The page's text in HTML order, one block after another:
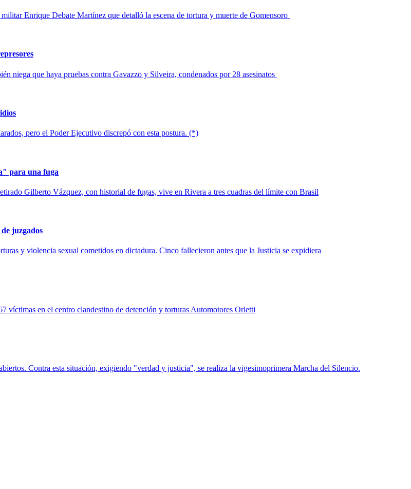
Enrique Debate Martínez que detalló la escena de tortura y muerte de Gomensoro
niega que haya pruebas contra Gavazzo y Silveira, condenados por 28 asesinatos
pero el Poder Ejecutivo discrepó con esta postura. (*)
para una fuga
Gilberto Vázquez, con historial de fugas, vive en Rivera a tres cuadras del límite con Brasil
juzgados
y violencia sexual cometidos en dictadura. Cinco fallecieron antes que la Justicia se expidiera
en el centro clandestino de detención y torturas Automotores Orletti
Contra esta situación, exigiendo "verdad y justicia", se realiza la vigesimoprimera Marcha del Silencio.